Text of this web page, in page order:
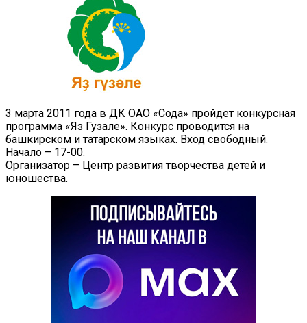
3 марта 2011 года в ДК ОАО «Сода» пройдет конкурсная
программа «Яз Гузале». Конкурс проводится на
башкирском и татарском языках. Вход свободный.
Начало – 17-00.
Организатор – Центр развития творчества детей и
юношества.